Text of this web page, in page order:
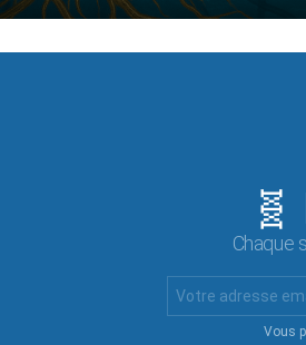
Chaque
Email
:
Vous